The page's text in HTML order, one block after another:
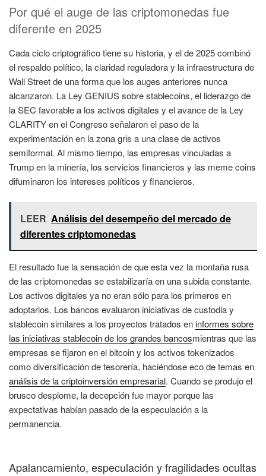
Por qué el auge de las criptomonedas fue
diferente en 2025
Cada ciclo criptográfico tiene su historia, y el de 2025 combinó
el respaldo político, la claridad reguladora y la infraestructura de
Wall Street de una forma que los auges anteriores nunca
alcanzaron. La Ley GENIUS sobre stablecoins, el liderazgo de
la SEC favorable a los activos digitales y el avance de la Ley
CLARITY en el Congreso señalaron el paso de la
experimentación en la zona gris a una clase de activos
semiformal. Al mismo tiempo, las empresas vinculadas a
Trump en la minería, los servicios financieros y las meme coins
difuminaron los intereses políticos y financieros.
LEER Análisis del desempeño del mercado de
diferentes criptomonedas
El resultado fue la sensación de que esta vez la montaña rusa
de las criptomonedas se estabilizaría en una subida constante.
Los activos digitales ya no eran sólo para los primeros en
adoptarlos. Los bancos evaluaron iniciativas de custodia y
stablecoin similares a los proyectos tratados eninformes sobre
las iniciativas stablecoin de los grandes bancosmientras que las
empresas se fijaron en el bitcoin y los activos tokenizados
como diversificación de tesorería, haciéndose eco de temas en
análisis de la criptoinversión empresarial. Cuando se produjo el
brusco desplome, la decepción fue mayor porque las
expectativas habían pasado de la especulación a la
permanencia.
Apalancamiento, especulación y fragilidades ocultas